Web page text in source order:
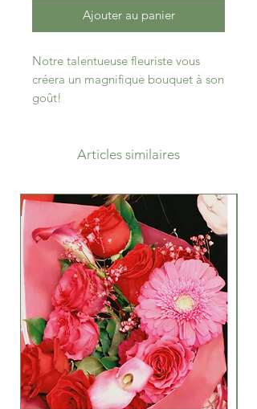
Ajouter au panier
Notre talentueuse fleuriste vous
créera un magnifique bouquet à son
goût!
Articles similaires